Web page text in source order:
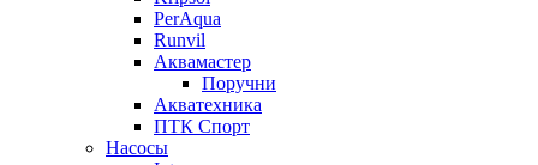
PerAqua
Runvil
Аквамастер
Поручни
Акватехника
ПТК Спорт
Насосы